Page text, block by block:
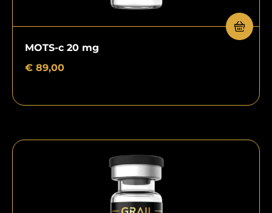
MOTS-c 20 mg
€ 89,00